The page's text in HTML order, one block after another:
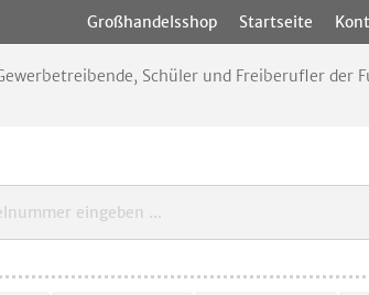
Großhandelsshop Startseite
Schüler und Freiberufler der